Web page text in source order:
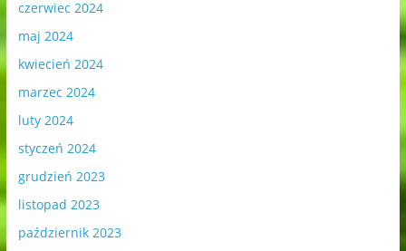
czerwiec 2024
maj 2024
kwiecień 2024
marzec 2024
luty 2024
styczeń 2024
grudzień 2023
listopad 2023
październik 2023